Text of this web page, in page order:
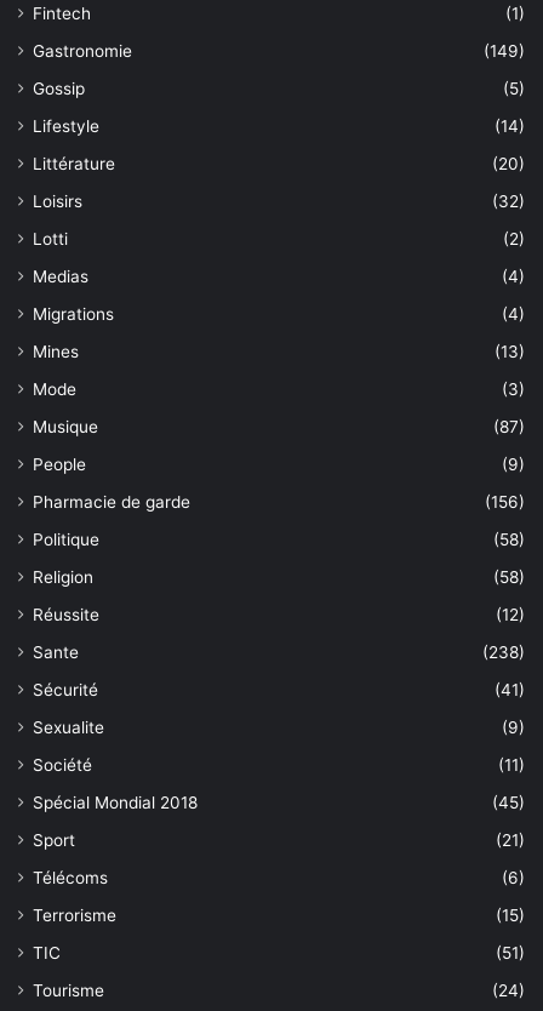
Fintech
(1)
Gastronomie
(149)
Gossip
(5)
Lifestyle
(14)
Littérature
(20)
Loisirs
(32)
Lotti
(2)
Medias
(4)
Migrations
(4)
Mines
(13)
Mode
(3)
Musique
(87)
People
(9)
Pharmacie de garde
(156)
Politique
(58)
Religion
(58)
Réussite
(12)
Sante
(238)
Sécurité
(41)
Sexualite
(9)
Société
(11)
Spécial Mondial 2018
(45)
Sport
(21)
Télécoms
(6)
Terrorisme
(15)
TIC
(51)
Tourisme
(24)